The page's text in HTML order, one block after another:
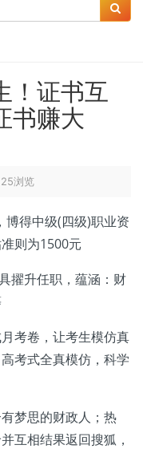
！证书互
书赚大
25浏览
得中级(四级)职业资
则为1500元
擢升任职，蕴涵：财
考卷，让考生模仿真
考式全真模仿，科学
梦思的财政人；热
互相结果返回搜狐，